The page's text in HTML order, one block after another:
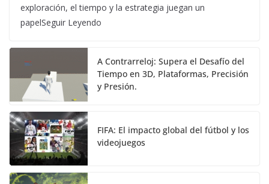
exploración, el tiempo y la estrategia juegan un
papelSeguir Leyendo
A Contrarreloj: Supera el Desafío del
Tiempo en 3D, Plataformas, Precisión
y Presión.
FIFA: El impacto global del fútbol y los
videojuegos